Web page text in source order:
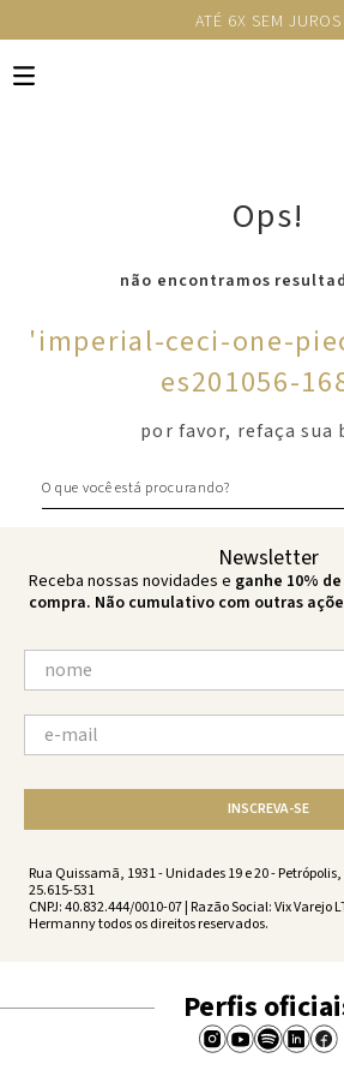
ATÉ 6X SEM JUROS
Ops!
não encontramos
'imperial-ceci-one-
es201056-
por favor, refaça sua
Newsletter
Receba nossas novidades e ganhe 10%
compra. Não cumulativo com outras
INSCREVA-SE
Rua Quissamã, 1931 - Unidades 19 e 20 - Petrópolis,
25.615-531
CNPJ: 40.832.444/0010-07 | Razão Social: Vix Varejo
Hermanny todos os direitos reservados.
Perfis